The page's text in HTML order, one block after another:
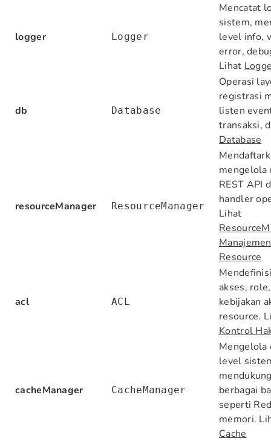
logger Logger
Mencatat
sistem,
level info,
error,
Lihat
db Database
Operasi
registrasi
listen
transaksi,
Database
resourceManager ResourceManager
mengelola
REST API
handler
Lihat
Manajemen
Resource
acl ACL
akses,
kebijakan
resource.
Kontrol
cacheManager CacheManager
Mengelola
level
berbagai
seperti
memori.
Cache